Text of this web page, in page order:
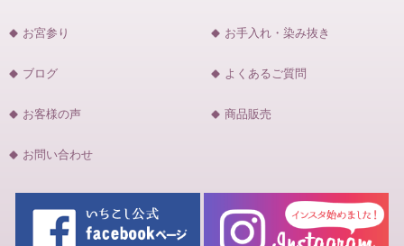
お宮参り お手入れ・染み抜き
ブログ よくあるご質問
お客様の声 商品販売
お問い合わせ